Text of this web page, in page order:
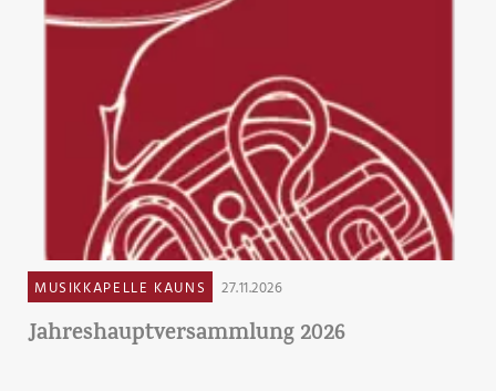
MUSIKKAPELLE KAUNS 27.11.2026
Jahreshauptversammlung 2026